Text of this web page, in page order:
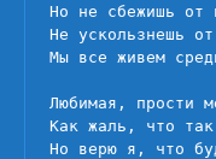
Но не сбежишь от
Не ускользнешь
Мы все живем
Любимая, прости
Как жаль, что
Но верю я, что